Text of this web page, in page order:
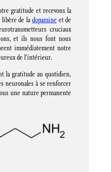
gratitude et recevons la
libère de ladopamineet de
cruciaux
et ils nous font nous
immédiatement notre
de l’intérieur.
la gratitude au quotidien,
neuronales à se renforcer
une nature permanente